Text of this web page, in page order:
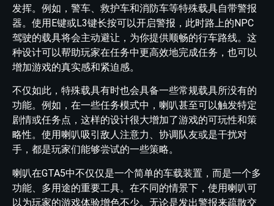
发挥。例如，警车、救护车和消防车等特殊载具自带警报
器。使用E键或L3键长按可以开启警报，此时路上的NPC
驾驶的载具将会主动避让，为你提供顺畅的行车路线。这
种设计可以帮助玩家在任务中更高效地完成任务，也可以
增加游戏的真实感和紧迫感。
不仅如此，特殊载具有时也会具备一些常规载具所没有的
功能。例如，在一些任务模式中，喇叭甚至可以触发特定
剧情或任务点，这样的设计很大增加了游戏的可玩性和策
略性。使用喇叭吸引敌人注意力、协调队友或是干扰对
手，都是玩家们能够尝试的一些策略。
喇叭在GTA5中不仅仅是一个简单的车载装置，而是一个多
功能、多用途的重要工具。在不同的情景下，使用喇叭可
以为玩家的游戏体验增色不少。无论是发出警报来疏散交